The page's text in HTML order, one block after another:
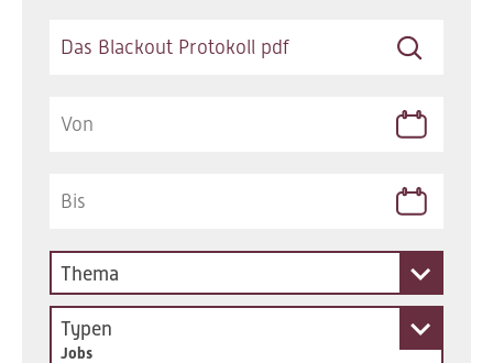
Thema
Typen
Jobs